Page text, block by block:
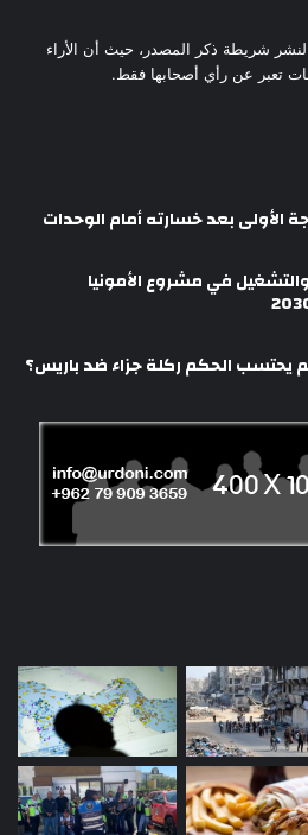
النشر شريطة ذكر المصدر، حيث أن الأراء
تعبر عن رأي أصحابها فقط.
الأولى بعد خسارته أمام الوحدات
والتشغيل في مشروع الأمونيا
يحتسب الحكم ركلة جزاء ضد باريس؟